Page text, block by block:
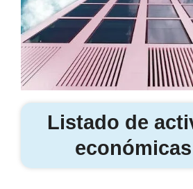
Listado de